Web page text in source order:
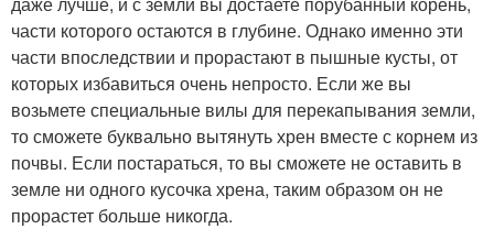
части которого остаются в глубине. Однако именно эти
части впоследствии и прорастают в пышные кусты, от
которых избавиться очень непросто. Если же вы
возьмете специальные вилы для перекапывания земли,
то сможете буквально вытянуть хрен вместе с корнем из
почвы. Если постараться, то вы сможете не оставить в
земле ни одного кусочка хрена, таким образом он не
прорастет больше никогда.